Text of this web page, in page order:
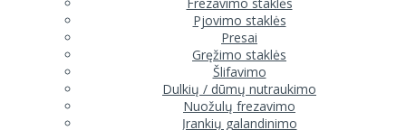
Pjovimo staklės
Presai
Gręžimo staklės
Šlifavimo
Dulkių / dūmų nutraukimo
Nuožulų frezavimo
Įrankių galandinimo